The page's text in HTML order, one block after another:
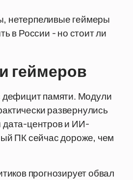
нетерпеливые геймеры
в России - но стоит ли
геймеров
дефицит памяти. Модули
развернулись
дата-центров и ИИ-
ПК сейчас дороже, чем
прогнозирует обвал